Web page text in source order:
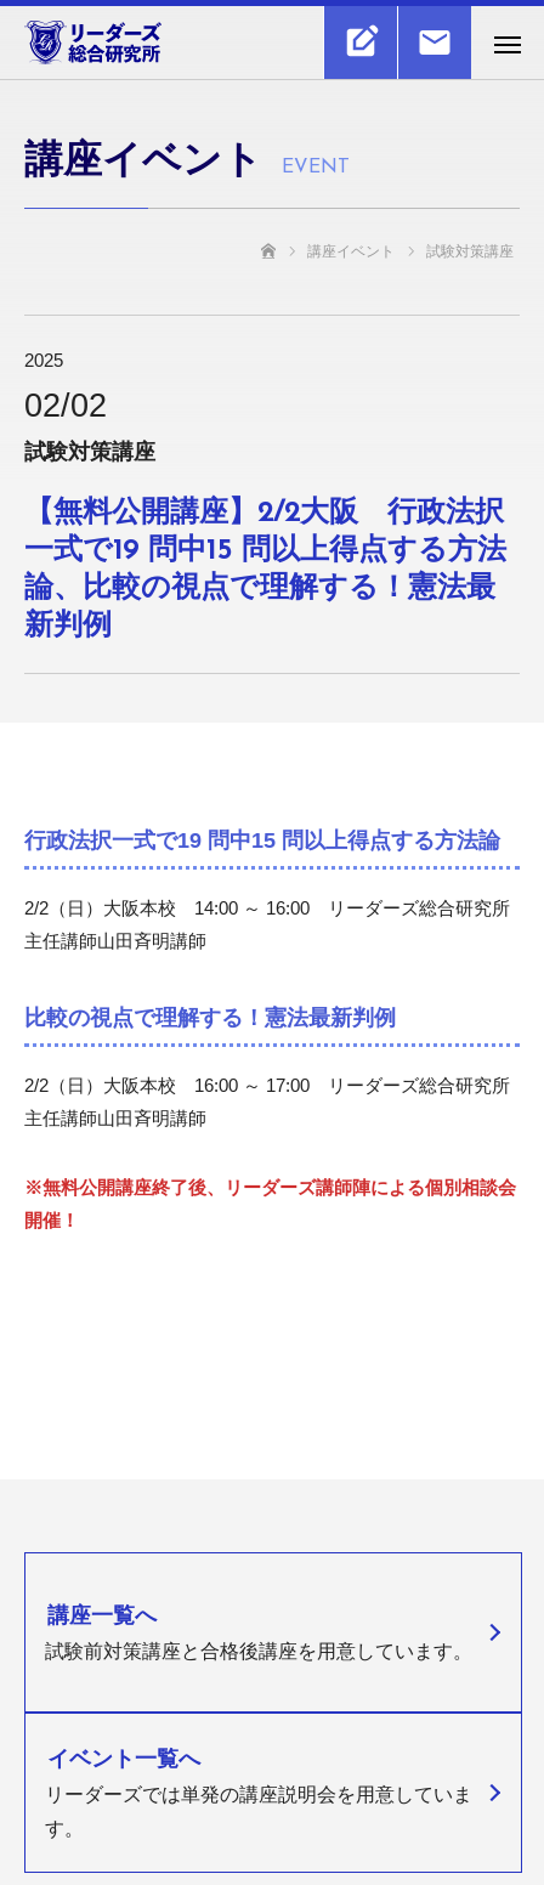
講座イベント EVENT
ホーム 講座イベント 試験対策講座
2025
02/02
試験対策講座
【無料公開講座】2/2大阪 行政法択
一式で19 問中15 問以上得点する方法
論、比較の視点で理解する！憲法最
新判例
行政法択一式で19 問中15 問以上得点する方法論
2/2（日）大阪本校 14:00 ～ 16:00 リーダーズ総合研究所
主任講師山田斉明講師
比較の視点で理解する！憲法最新判例
2/2（日）大阪本校 16:00 ～ 17:00 リーダーズ総合研究所
主任講師山田斉明講師
※無料公開講座終了後、リーダーズ講師陣による個別相談会
開催！
講座一覧へ
試験前対策講座と合格後講座を用意しています。
イベント一覧へ
リーダーズでは単発の講座説明会を用意していま
す。